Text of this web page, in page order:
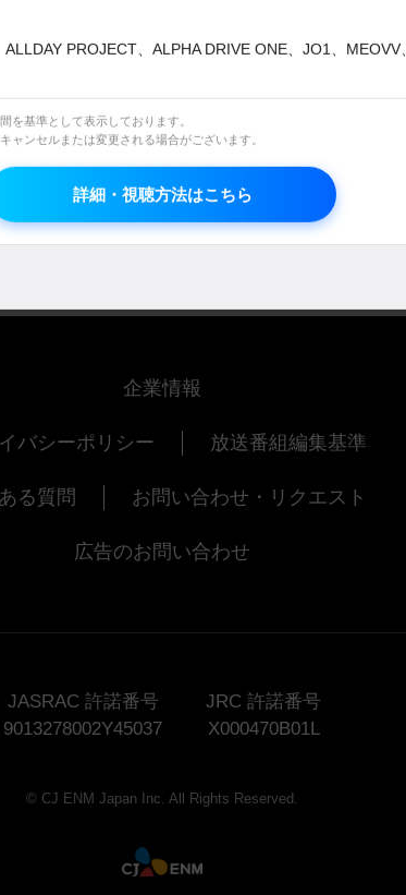
レラ～
企業情報
バシーポリシー 放送番組編集基準
る質問 お問い合わせ・リクエスト
広告のお問い合わせ
JASRAC 許諾番号
9013278002Y45037
JRC 許諾番号
X000470B01L
© CJ ENM Japan Inc. All Rights Reserved.
PROJECT、ALPHA DRIVE ONE、JO1、MEOVV
を基準として表示しております。
ャンセルまたは変更される場合がございます。
詳細・視聴方法はこちら